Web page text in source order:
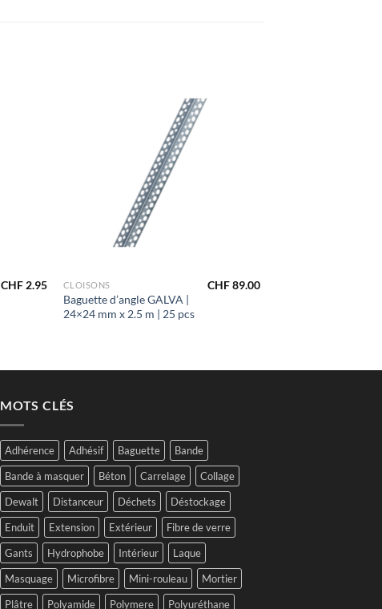
CHF2.95 CLOISONS
Baguette d’angle GALVA |
24×24 mm x 2.5 m | 25 pcs
CHF89.00
MOTS CLÉS
Adhérence Adhésif Baguette
Bande
Bande à masquer
Béton Carrelage
Collage
Dewalt
Distanceur Déchets
Déstockage
Enduit
Extension Extérieur
Fibre de verre
Gants
Hydrophobe Intérieur
Laque
Masquage
Microfibre Mini-rouleau
Mortier
Plâtre
Polyamide Polymere Polyuréthane